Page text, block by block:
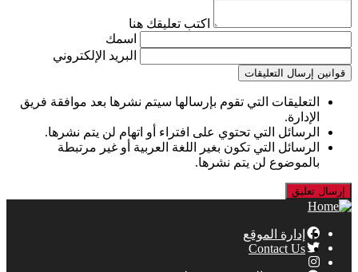
اكتب تعليقك هنا
اسمك
البريد الإلكتروني
قوانين إرسال التعليقات
التعليقات التي تقوم بإرسالها سيتم نشرها بعد موافقة فريق
الإدارة.
الرسائل التي تحتوي على افتراء أو اتهام لن يتم نشرها.
الرسائل التي تكون بغير اللغة العربية أو غير مرتبطة
بالموضوع لن يتم نشرها.
إدارة الموقع
Contact Us